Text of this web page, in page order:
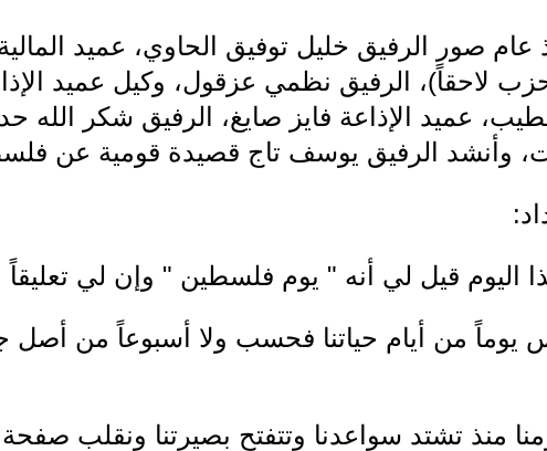
صور الرفيق خليل توفيق الحاوي، عميد المالية
لاحقاً)، الرفيق نظمي عزقول، وكيل عميد
عميد الإذاعة فايز صايغ، الرفيق شكر الله
وأنشد الرفيق يوسف تاج قصيدة قومية عن
اليوم قيل لي أنه " يوم فلسطين " وإن لي
من أيام حياتنا فحسب ولا أسبوعاً من أصل
منذ تشتد سواعدنا وتتفتح بصيرتنا ونقلب